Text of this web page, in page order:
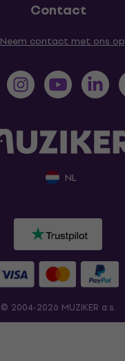
Contact
Neem contact met ons op
NL
© 2004-2026 MUZIKER a.s.